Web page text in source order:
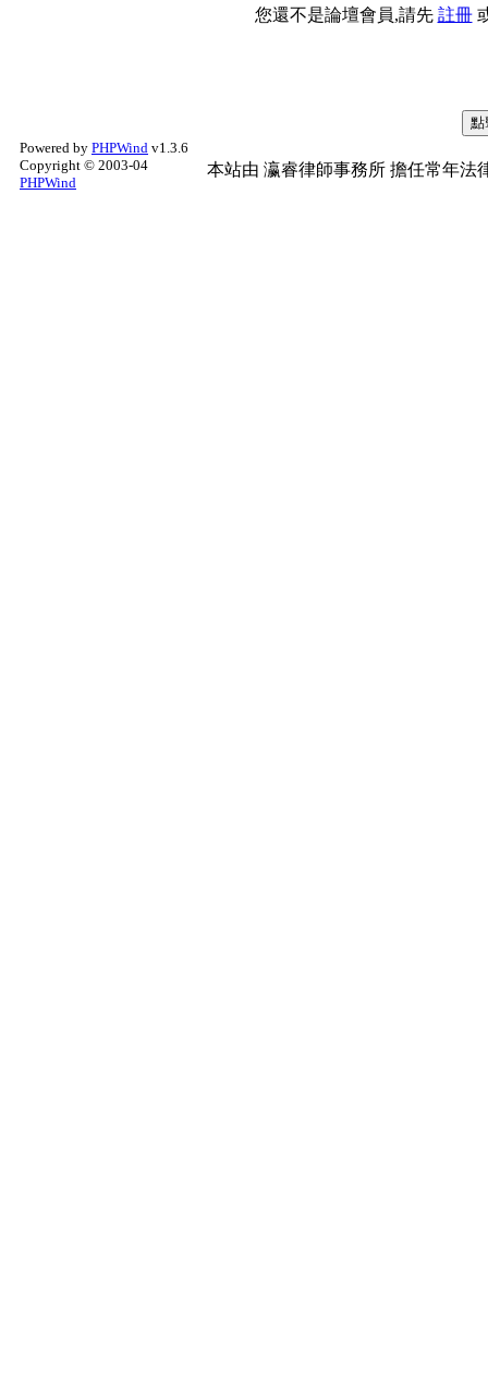
您還不是論壇會員,請先 註冊
Powered by PHPWind v1.3.6
Copyright © 2003-04
PHPWind
本站由 瀛睿律師事務所 擔任常年法